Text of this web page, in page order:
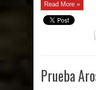
Read More »
Prueba